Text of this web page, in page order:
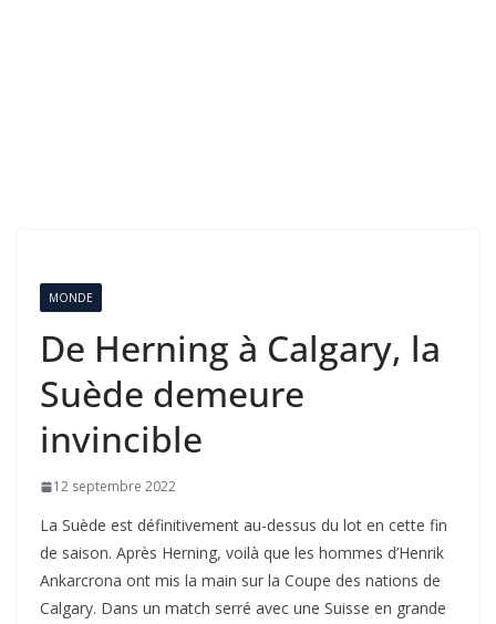
MONDE
De Herning à Calgary, la
Suède demeure
invincible
12 septembre 2022
La Suède est définitivement au-dessus du lot en cette fin
de saison. Après Herning, voilà que les hommes d’Henrik
Ankarcrona ont mis la main sur la Coupe des nations de
Calgary. Dans un match serré avec une Suisse en grande